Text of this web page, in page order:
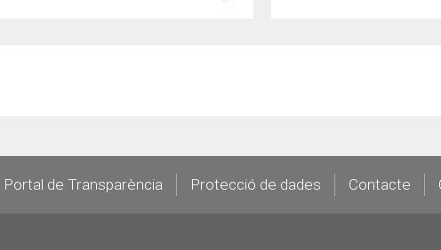
Portal de Transparència Protecció de dades Contacte